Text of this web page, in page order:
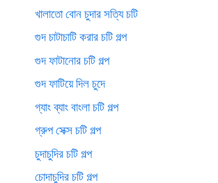
খালাতো বোন চুদার সত্যি চটি
গুদ চাটাচাটি করার চটি গল্প
গুদ ফাটানোর চটি গল্প
গুদ ফাটিয়ে দিল চুদে
গ্যাং ব্যাং বাংলা চটি গল্প
গ্রুপ সেক্স চটি গল্প
চুদাচুদির চটি গল্প
চোদাচুদির চটি গল্প